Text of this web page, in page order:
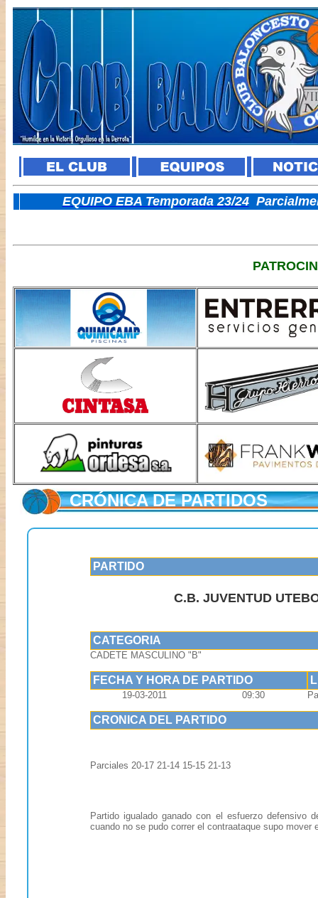
EQUIPO EBA Temporada 23/24
CRÓNICA DE PARTIDOS
PARTIDO
C.B. JUVENTUD
CATEGORIA
CADETE MASCULINO "B"
FECHA Y HORA DE PARTIDO
19-03-2011 09:30
CRONICA DEL PARTIDO
Parciales 20-17 21-14 15-15 21-13
Partido igualado ganado con el esfuerzo defensivo
cuando no se pudo correr el contraataque supo